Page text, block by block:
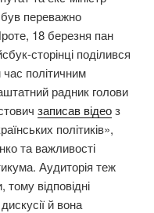
переважно
18 березня пан
сторінці поділився
політичним
радник голови
записав відеоз
політиків»,
та важливості
Аудиторія теж
відповідні
й вона